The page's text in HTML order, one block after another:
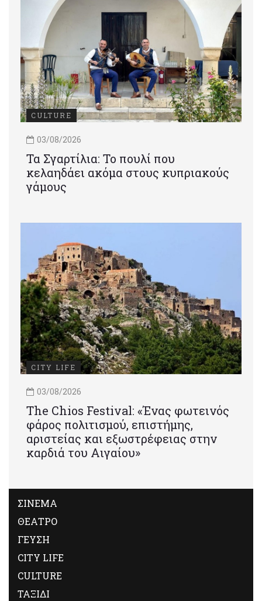
CULTURE
03/08/2026
Τα Σγαρτίλια: Το πουλί που
κελαηδάει ακόμα στους κυπριακούς
γάμους
CITY LIFE
03/08/2026
Τhe Chios Festival: «Ένας φωτεινός
φάρος πολιτισμού, επιστήμης,
αριστείας και εξωστρέφειας στην
καρδιά του Αιγαίου»
ΣΙΝΕΜΑ
ΘΕΑΤΡΟ
ΓΕΥΣΗ
CITY LIFE
CULTURE
ΤΑΞΙΔΙ